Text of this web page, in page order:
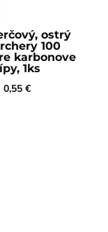
ostrý
100
karbonove
1ks
0,55 €